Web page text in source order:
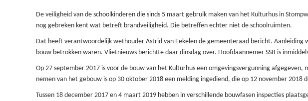
De veiligheid van de schoolkinderen die sinds 5 maart gebruik maken van het Kulturhus in
nog gebreken kent wat betreft brandveiligheid. Die betreffen echter niet de schoolruimten.
Dat heeft verantwoordelijk wethouder Astrid van Eekelen de gemeenteraad bericht. Aanleiding
bouw betrokken waren. Vlietnieuws berichtte daar dinsdag over. Hoofdaannemer SSB is
Op 27 september 2017 is voor de bouw van het Kulturhus een omgevingsvergunning afgegeven,
nemen van het gebouw is op 30 oktober 2018 een melding ingediend, die op 12 november 2018
Tussen 18 december 2017 en 4 maart 2019 hebben in verschillende bouwfasen inspecties